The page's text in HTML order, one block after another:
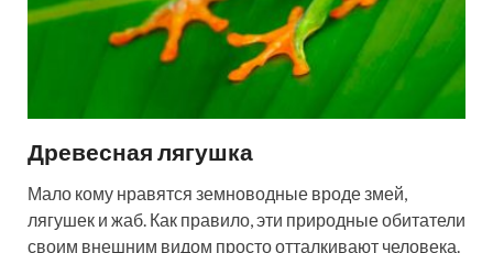
Древесная лягушка
Мало кому нравятся земноводные вроде змей,
лягушек и жаб. Как правило, эти природные обитатели
своим внешним видом просто отталкивают человека.